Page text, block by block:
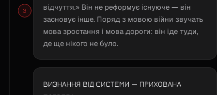
відчуття.» Він не реформує існуюче — він
засновує інше. Поряд з мовою війни звучать
мова зростання і мова дороги: він іде туди,
де ще нікого не було.
ВИЗНАННЯ ВІД СИСТЕМИ — ПРИХОВАНА